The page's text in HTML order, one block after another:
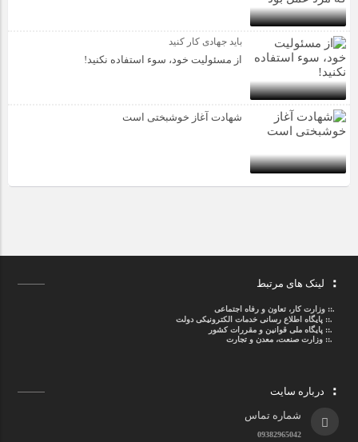
باید جهادی کار کنید
از مسئولیت خود، سوء استفاده نکنید!
شهادت آغاز خوشبختی است
لینک های مرتبط
.::وزارت کار، تعاون و رفاه اجتماعی
.::پایگاه اطلاع رسانی خدمات الکترونیکی دولت
.::پایگاه ملی قوانین و مقررات کشور
.:: وزارت صنعت، معدن و تجارت
درباره سایت
شماره تماس
09382965042